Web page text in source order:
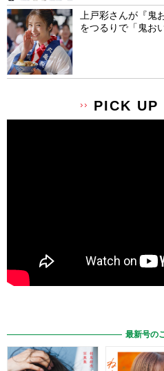
上戸彩さんが『鬼
をつるりで「鬼お
PICK UP
最新号の